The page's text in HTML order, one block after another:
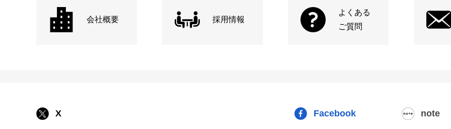
会社概要 採用情報
よくある
ご質問
X Facebook note